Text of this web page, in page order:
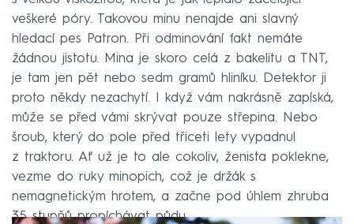
veškeré póry. Takovou minu nenajde ani slavný
hledací pes Patron. Při odminování fakt nemáte
žádnou jistotu. Mina je skoro celá z bakelitu a TNT,
je tam jen pět nebo sedm gramů hliníku. Detektor ji
proto někdy nezachytí. I když vám nakrásně zapíská,
může se před vámi skrývat pouze střepina. Nebo
šroub, který do pole před třiceti lety vypadnul
z traktoru. Ať už je to ale cokoliv, ženista poklekne,
vezme do ruky minopich, což je držák s
nemagnetickým hrotem, a začne pod úhlem zhruba
35 stupňů propíchávat půdu.